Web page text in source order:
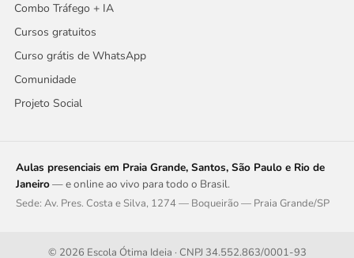
Combo Tráfego + IA
Cursos gratuitos
Curso grátis de WhatsApp
Comunidade
Projeto Social
Aulas presenciais em Praia Grande, Santos, São Paulo e Rio de
Janeiro— e online ao vivo para todo o Brasil.
Sede: Av. Pres. Costa e Silva, 1274 — Boqueirão — Praia Grande/SP
© 2026 Escola Ótima Ideia · CNPJ 34.552.863/0001-93